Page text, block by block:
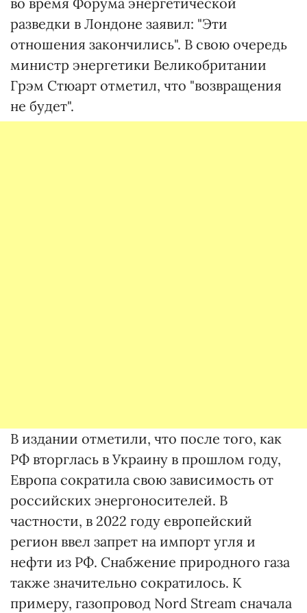
разведки в Лондоне заявил: "Эти
отношения закончились". В свою очередь
министр энергетики Великобритании
Грэм Стюарт отметил, что "возвращения
не будет".
В издании отметили, что после того, как
РФ вторглась в Украину в прошлом году,
Европа сократила свою зависимость от
российских энергоносителей. В
частности, в 2022 году европейский
регион ввел запрет на импорт угля и
нефти из РФ. Снабжение природного газа
также значительно сократилось. К
примеру, газопровод Nord Stream сначала